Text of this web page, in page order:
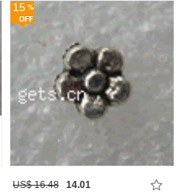
15
US$ 16.48 14.01